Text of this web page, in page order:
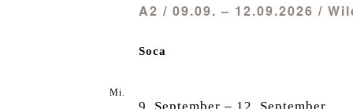
A2 / 09.09. – 12.09.2026 /
Soca
Mi.